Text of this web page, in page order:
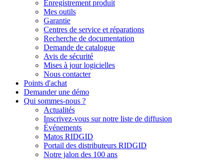
Enregistrement produit
Mes outils
Garantie
Centres de service et réparations
Recherche de documentation
Demande de catalogue
Avis de sécurité
Mises à jour logicielles
Nous contacter
Points d'achat
Demander une démo
Qui sommes-nous ?
Actualités
Inscrivez-vous sur notre liste de diffusion
Événements
Matos RIDGID
Portail des distributeurs RIDGID
Notre jalon des 100 ans